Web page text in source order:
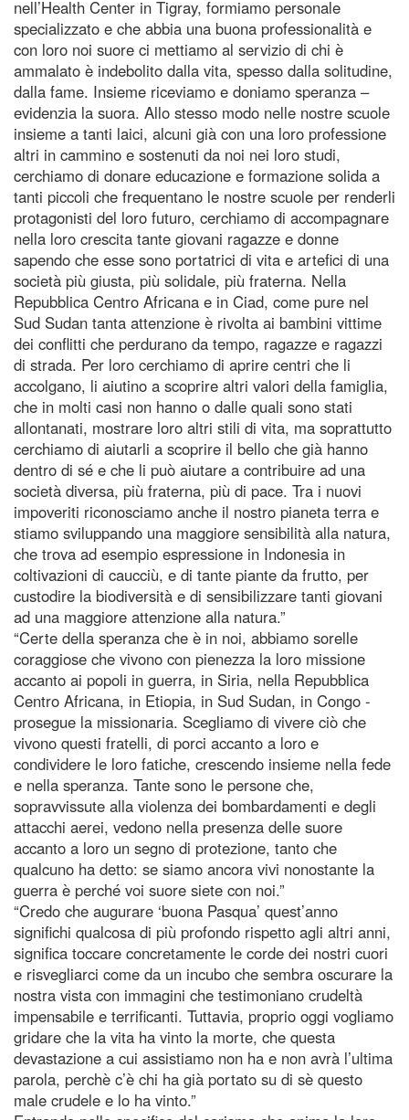
nell’Health Center in Tigray, formiamo personale
specializzato e che abbia una buona professionalità e
con loro noi suore ci mettiamo al servizio di chi è
ammalato è indebolito dalla vita, spesso dalla solitudine,
dalla fame. Insieme riceviamo e doniamo speranza –
evidenzia la suora. Allo stesso modo nelle nostre scuole
insieme a tanti laici, alcuni già con una loro professione
altri in cammino e sostenuti da noi nei loro studi,
cerchiamo di donare educazione e formazione solida a
tanti piccoli che frequentano le nostre scuole per renderli
protagonisti del loro futuro, cerchiamo di accompagnare
nella loro crescita tante giovani ragazze e donne
sapendo che esse sono portatrici di vita e artefici di una
società più giusta, più solidale, più fraterna. Nella
Repubblica Centro Africana e in Ciad, come pure nel
Sud Sudan tanta attenzione è rivolta ai bambini vittime
dei conflitti che perdurano da tempo, ragazze e ragazzi
di strada. Per loro cerchiamo di aprire centri che li
accolgano, li aiutino a scoprire altri valori della famiglia,
che in molti casi non hanno o dalle quali sono stati
allontanati, mostrare loro altri stili di vita, ma soprattutto
cerchiamo di aiutarli a scoprire il bello che già hanno
dentro di sé e che li può aiutare a contribuire ad una
società diversa, più fraterna, più di pace. Tra i nuovi
impoveriti riconosciamo anche il nostro pianeta terra e
stiamo sviluppando una maggiore sensibilità alla natura,
che trova ad esempio espressione in Indonesia in
coltivazioni di caucciù, e di tante piante da frutto, per
custodire la biodiversità e di sensibilizzare tanti giovani
ad una maggiore attenzione alla natura.”
“Certe della speranza che è in noi, abbiamo sorelle
coraggiose che vivono con pienezza la loro missione
accanto ai popoli in guerra, in Siria, nella Repubblica
Centro Africana, in Etiopia, in Sud Sudan, in Congo -
prosegue la missionaria. Scegliamo di vivere ciò che
vivono questi fratelli, di porci accanto a loro e
condividere le loro fatiche, crescendo insieme nella fede
e nella speranza. Tante sono le persone che,
sopravvissute alla violenza dei bombardamenti e degli
attacchi aerei, vedono nella presenza delle suore
accanto a loro un segno di protezione, tanto che
qualcuno ha detto: se siamo ancora vivi nonostante la
guerra è perché voi suore siete con noi.”
“Credo che augurare ‘buona Pasqua’ quest’anno
significhi qualcosa di più profondo rispetto agli altri anni,
significa toccare concretamente le corde dei nostri cuori
e risvegliarci come da un incubo che sembra oscurare la
nostra vista con immagini che testimoniano crudeltà
impensabile e terrificanti. Tuttavia, proprio oggi vogliamo
gridare che la vita ha vinto la morte, che questa
devastazione a cui assistiamo non ha e non avrà l’ultima
parola, perchè c’è chi ha già portato su di sè questo
male crudele e lo ha vinto.”